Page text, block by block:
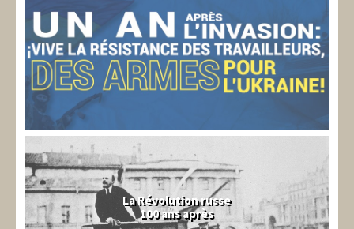
La Révolution russe
100 ans après